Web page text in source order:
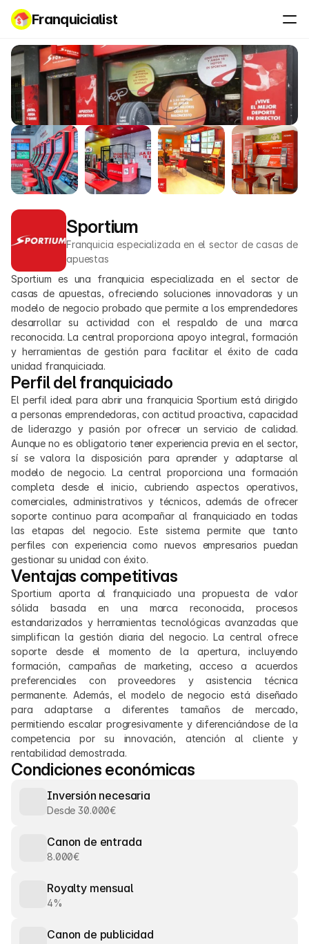
Franquicialist
Sportium
Franquicia especializada en el sector de casas de
apuestas
Sportium es una franquicia especializada en el sector de
casas de apuestas, ofreciendo soluciones innovadoras y un
modelo de negocio probado que permite a los emprendedores
desarrollar su actividad con el respaldo de una marca
reconocida. La central proporciona apoyo integral, formación
y herramientas de gestión para facilitar el éxito de cada
unidad franquiciada.
Perfil del franquiciado
El perfil ideal para abrir una franquicia Sportium está dirigido
a personas emprendedoras, con actitud proactiva, capacidad
de liderazgo y pasión por ofrecer un servicio de calidad.
Aunque no es obligatorio tener experiencia previa en el sector,
sí se valora la disposición para aprender y adaptarse al
modelo de negocio. La central proporciona una formación
completa desde el inicio, cubriendo aspectos operativos,
comerciales, administrativos y técnicos, además de ofrecer
soporte continuo para acompañar al franquiciado en todas
las etapas del negocio. Este sistema permite que tanto
perfiles con experiencia como nuevos empresarios puedan
gestionar su unidad con éxito.
Ventajas competitivas
Sportium aporta al franquiciado una propuesta de valor
sólida basada en una marca reconocida, procesos
estandarizados y herramientas tecnológicas avanzadas que
simplifican la gestión diaria del negocio. La central ofrece
soporte desde el momento de la apertura, incluyendo
formación, campañas de marketing, acceso a acuerdos
preferenciales con proveedores y asistencia técnica
permanente. Además, el modelo de negocio está diseñado
para adaptarse a diferentes tamaños de mercado,
permitiendo escalar progresivamente y diferenciándose de la
competencia por su innovación, atención al cliente y
rentabilidad demostrada.
Condiciones económicas
Inversión necesaria
Desde 30.000€
Canon de entrada
8.000€
Royalty mensual
4%
Canon de publicidad